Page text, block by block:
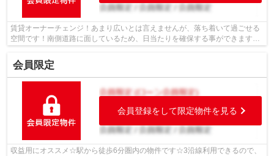
賃貸オーナーチェンジ！あまり広いとは言えませんが、落ち着いて過ごせる
空間です！南側道路に面しているため、日当たりを確保する事ができます！
会員限定
会員登録をして限定物件を見る
収益用にオススメ☆駅から徒歩6分圏内の物件です☆3沿線利用できるので、